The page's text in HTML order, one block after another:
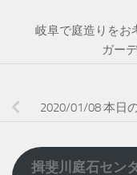
岐阜で庭造りをお
ガー
2020/01/08 本日
揖斐川庭石セン